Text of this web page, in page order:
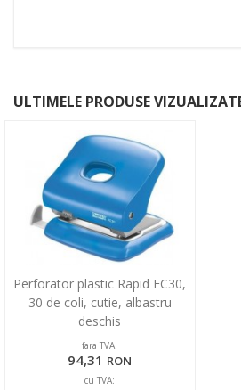
ULTIMELE PRODUSE
Perforator plastic Rapid FC30,
30 de coli, cutie, albastru
deschis
fara TVA:
94,31 RON
cu TVA: